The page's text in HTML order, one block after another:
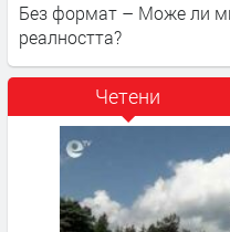
Без формат – Може ли
реалността?
Четени